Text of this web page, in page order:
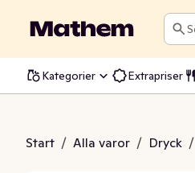
Sök
Kategorier Extrapriser
Start / Alla varor / Dryck /
Alkoholfri